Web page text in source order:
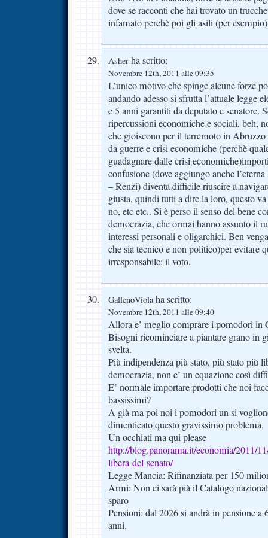
dove se racconti che hai trovato un
infamato perchè poi gli asili (per
Asher ha scritto:
Novembre 12th, 2011 alle 09:35
L’unico motivo che spinge alcune forze
andando adesso si sfrutta l’attuale legge
e 5 anni garantiti da deputato e senatore.
ripercussioni economiche e sociali, beh,
che gioiscono per il terremoto in
da guerre e crisi economiche (perchè
guadagnare dalle crisi
confusione (dove aggiungo anche
– Renzi) diventa difficile riuscire a
giusta, quindi tutti a dire la loro, questo va
no, etc etc.. Si è perso il senso del bene
democrazia, che ormai hanno assunto il
interessi personali e oligarchici. Ben
che sia tecnico e non politico)per evitare
irresponsabile: il voto.
GallenoViolaha scritto:
Novembre 12th, 2011 alle 09:40
Allora e’ meglio comprare i pomodori in
Bisogni ricominciare a piantare grano in
svelta.
Più indipendenza più stato, più stato più
democrazia, non e’ un equazione così
E’ normale importare prodotti che noi
bassissimi?
A già ma poi noi i pomodori un si
dimenticato questo gravissimo problema.
Un occhiati ma qui please
http://blog.panorama.it/economia/2011/
libera-del-senato/
Legge Mancia: Rifinanziata per 150
Armi: Non ci sarà pià il Catalogo
sparo
Pensioni: dal 2026 si andrà in pensione a
anni.